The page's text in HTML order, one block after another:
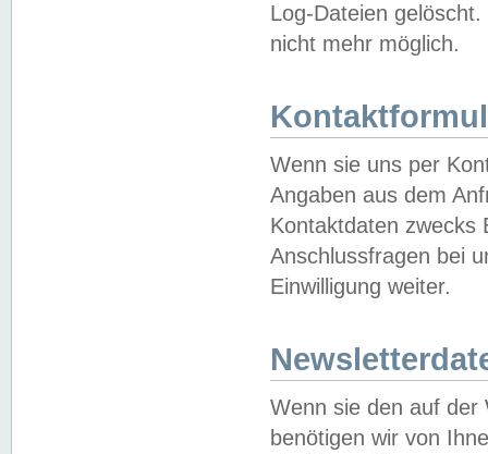
Log-Dateien
nicht mehr möglich.
Wenn sie uns per
Angaben aus dem
Kontaktdaten zwecks
Anschlussfragen bei
Einwilligung weiter.
Wenn sie den auf der
benötigen wir von